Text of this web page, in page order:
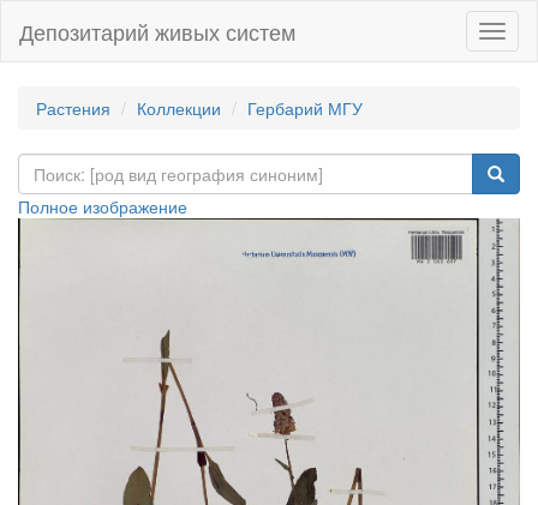
Депозитарий живых систем
Растения Коллекции Гербарий МГУ
Полное изображение